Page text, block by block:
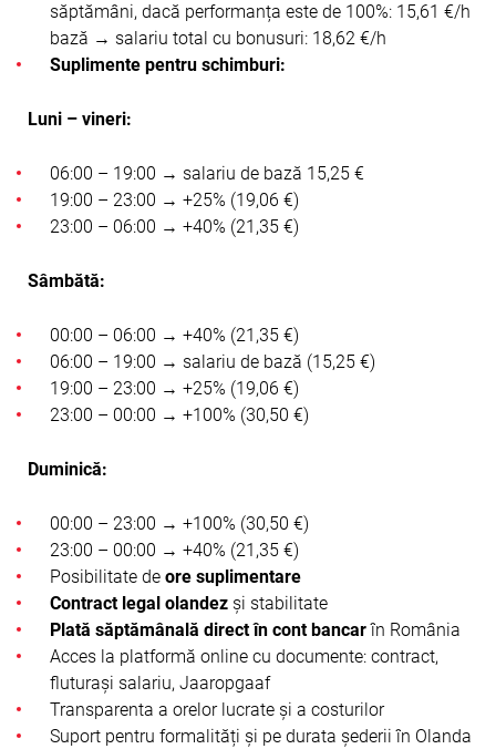
săptămâni, dacă performanța este de 100%: 15,61 €/h
bază → salariu total cu bonusuri: 18,62 €/h
Suplimente pentru schimburi:
Luni – vineri:
06:00 – 19:00 → salariu de bază 15,25 €
19:00 – 23:00 → +25% (19,06 €)
23:00 – 06:00 → +40% (21,35 €)
Sâmbătă:
00:00 – 06:00 → +40% (21,35 €)
06:00 – 19:00 → salariu de bază (15,25 €)
19:00 – 23:00 → +25% (19,06 €)
23:00 – 00:00 → +100% (30,50 €)
Duminică:
00:00 – 23:00 → +100% (30,50 €)
23:00 – 00:00 → +40% (21,35 €)
Posibilitate de ore suplimentare
Contract legal olandez și stabilitate
Plată săptămânală direct în cont bancarîn România
Acces la platformă online cu documente: contract,
fluturași salariu, Jaaropgaaf
Transparenta a orelor lucrate și a costurilor
Suport pentru formalități și pe durata șederii în Olanda